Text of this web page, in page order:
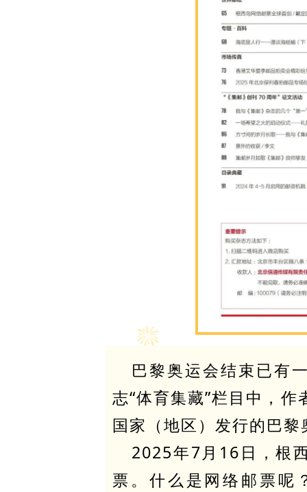
巴黎奥运会结束已有
志“体育集藏”栏目中，
国家（地区）发行的巴
2025年7月16日，根
票。什么是网络邮票呢